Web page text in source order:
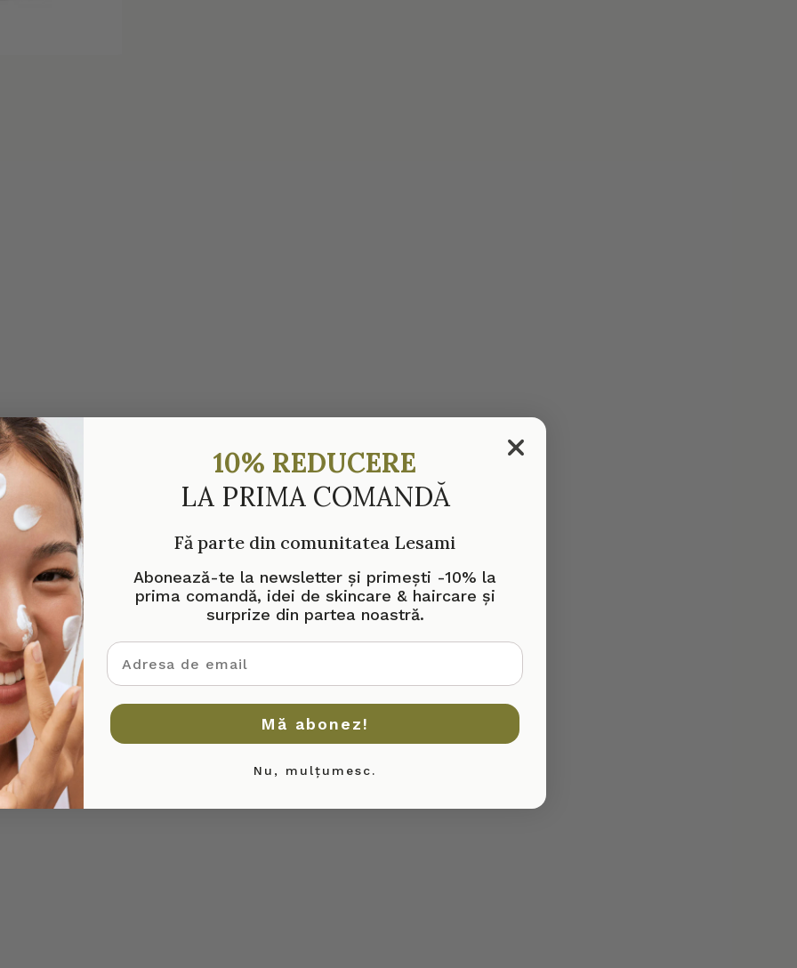
10% REDUCERE
LA PRIMA COMANDĂ
Fă parte din comunitatea Lesami
Abonează-te la newsletter și primești -10% la
prima comandă, idei de skincare & haircare și
surprize din partea noastră.
adresa de email
Mă abonez!
Nu, mulțumesc.